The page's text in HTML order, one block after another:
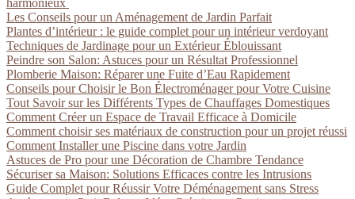
harmonieux
Les Conseils pour un Aménagement de Jardin Parfait
Plantes d’intérieur : le guide complet pour un intérieur verdoyant
Techniques de Jardinage pour un Extérieur Éblouissant
Peindre son Salon: Astuces pour un Résultat Professionnel
Plomberie Maison: Réparer une Fuite d’Eau Rapidement
Conseils pour Choisir le Bon Électroménager pour Votre Cuisine
Tout Savoir sur les Différents Types de Chauffages Domestiques
Comment Créer un Espace de Travail Efficace à Domicile
Comment choisir ses matériaux de construction pour un projet réussi
Comment Installer une Piscine dans votre Jardin
Astuces de Pro pour une Décoration de Chambre Tendance
Sécuriser sa Maison: Solutions Efficaces contre les Intrusions
Guide Complet pour Réussir Votre Déménagement sans Stress